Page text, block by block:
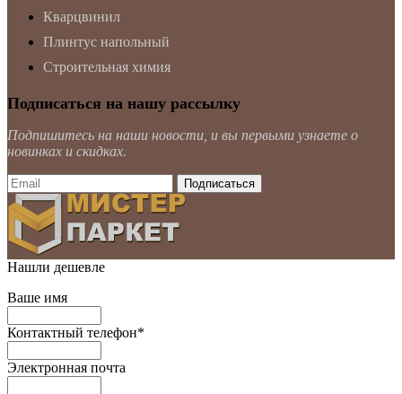
Кварцвинил
Плинтус напольный
Строительная химия
Подписаться на нашу рассылку
Подпишитесь на наши новости, и вы первыми узнаете о
новинках и скидках.
Нашли дешевле
Ваше имя
Контактный телефон*
Электронная почта